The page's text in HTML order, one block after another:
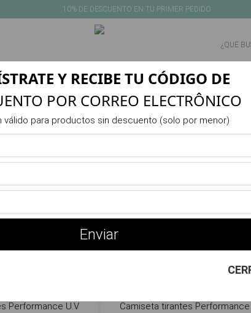
10% DE DESCUENTO EN TU PRIMER PEDIDO
PRODUCTOS VERANO ACTIVIDAD REBAJAS
Producto no disponible o agotado
Performance U.V
Camiseta tirantes Performance
Y RECIBE TU CÓDIGO DE
POR CORREO ELECTRÔNICO
válido para productos sin descuento (solo por menor)
Enviar